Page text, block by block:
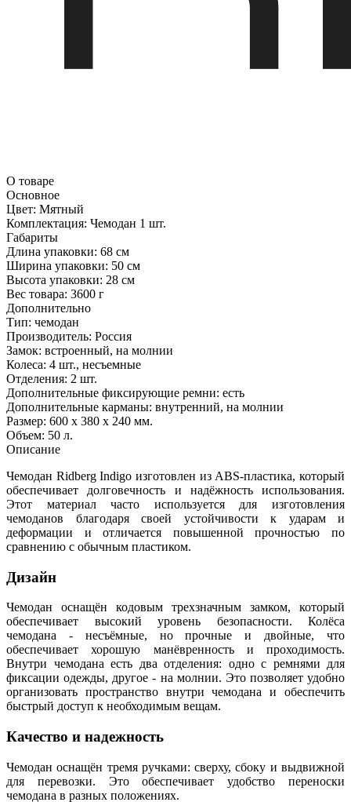
О товаре
Основное
Цвет: Мятный
Комплектация: Чемодан 1 шт.
Габариты
Длина упаковки: 68 см
Ширина упаковки: 50 см
Высота упаковки: 28 см
Вес товара: 3600 г
Дополнительно
Тип: чемодан
Производитель: Россия
Замок: встроенный, на молнии
Колеса: 4 шт., несъемные
Отделения: 2 шт.
Дополнительные фиксирующие ремни: есть
Дополнительные карманы: внутренний, на молнии
Размер: 600 x 380 x 240 мм.
Объем: 50 л.
Описание
Чемодан Ridberg Indigo изготовлен из ABS-пластика, который
обеспечивает долговечность и надёжность использования.
Этот материал часто используется для изготовления
чемоданов благодаря своей устойчивости к ударам и
деформации и отличается повышенной прочностью по
сравнению с обычным пластиком.
Дизайн
Чемодан оснащён кодовым трехзначным замком, который
обеспечивает высокий уровень безопасности. Колёса
чемодана - несъёмные, но прочные и двойные, что
обеспечивает хорошую манёвренность и проходимость.
Внутри чемодана есть два отделения: одно с ремнями для
фиксации одежды, другое - на молнии. Это позволяет удобно
организовать пространство внутри чемодана и обеспечить
быстрый доступ к необходимым вещам.
Качество и надежность
Чемодан оснащён тремя ручками: сверху, сбоку и выдвижной
для перевозки. Это обеспечивает удобство переноски
чемодана в разных положениях.